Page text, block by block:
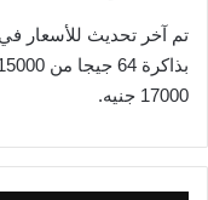
17000 جنيه.